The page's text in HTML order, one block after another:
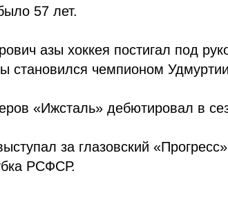
57 лет.
азы хоккея постигал под
становился чемпионом
«Ижсталь» дебютировал в
за глазовский
РСФСР.